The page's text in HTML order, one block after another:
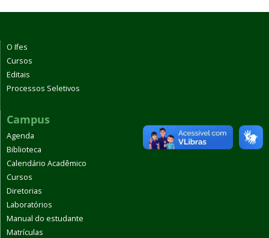
O Ifes
Cursos
Editais
Processos Seletivos
Campus
Agenda
Biblioteca
Calendário Acadêmico
Cursos
Diretorias
Laboratórios
Manual do estudante
Matrículas